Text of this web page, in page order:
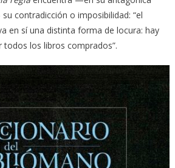
contradicción o imposibilidad: “el
en sí una distinta forma de locura: hay
los libros comprados”.